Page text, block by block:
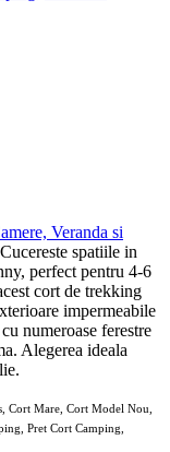
Veranda si
Cucereste spatiile in
perfect pentru 4-6
cort de trekking
impermeabile
numeroase ferestre
Alegerea ideala
Cort Mare, Cort Model Nou,
Pret Cort Camping,